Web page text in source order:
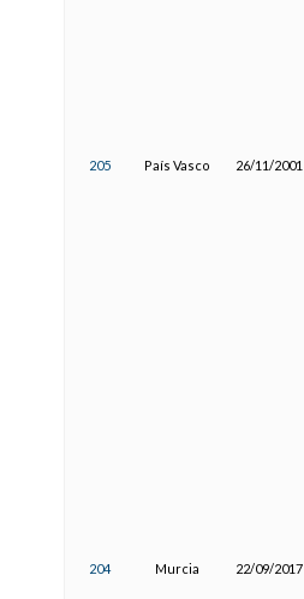
205 País Vasco 26/11/2001
204 Murcia 22/09/2017